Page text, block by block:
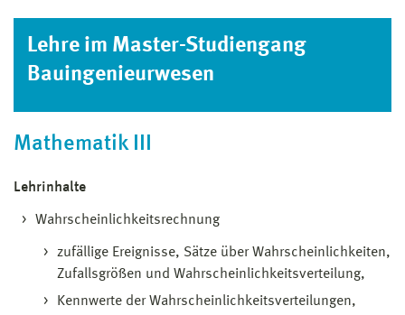
Lehre im Master-Studiengang
Bauingenieurwesen
Mathematik III
Lehrinhalte
Wahrscheinlichkeitsrechnung
zufällige Ereignisse, Sätze über Wahrscheinlichkeiten,
Zufallsgrößen und Wahrscheinlichkeitsverteilung,
Kennwerte der Wahrscheinlichkeitsverteilungen,